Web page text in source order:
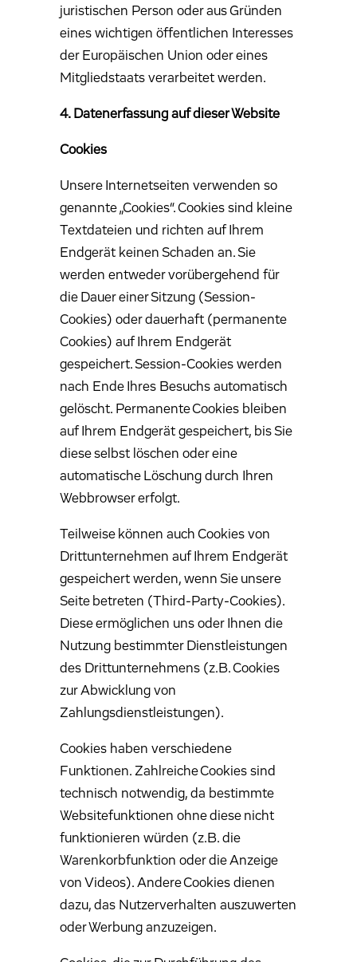
juristischen Person oder aus Gründen
eines wichtigen öffentlichen Interesses
der Europäischen Union oder eines
Mitgliedstaats verarbeitet werden.
4. Datenerfassung auf dieser Website
Cookies
Unsere Internetseiten verwenden so
genannte „Cookies“. Cookies sind kleine
Textdateien und richten auf Ihrem
Endgerät keinen Schaden an. Sie
werden entweder vorübergehend für
die Dauer einer Sitzung (Session-
Cookies) oder dauerhaft (permanente
Cookies) auf Ihrem Endgerät
gespeichert. Session-Cookies werden
nach Ende Ihres Besuchs automatisch
gelöscht. Permanente Cookies bleiben
auf Ihrem Endgerät gespeichert, bis Sie
diese selbst löschen oder eine
automatische Löschung durch Ihren
Webbrowser erfolgt.
Teilweise können auch Cookies von
Drittunternehmen auf Ihrem Endgerät
gespeichert werden, wenn Sie unsere
Seite betreten (Third-Party-Cookies).
Diese ermöglichen uns oder Ihnen die
Nutzung bestimmter Dienstleistungen
des Drittunternehmens (z.B. Cookies
zur Abwicklung von
Zahlungsdienstleistungen).
Cookies haben verschiedene
Funktionen. Zahlreiche Cookies sind
technisch notwendig, da bestimmte
Websitefunktionen ohne diese nicht
funktionieren würden (z.B. die
Warenkorbfunktion oder die Anzeige
von Videos). Andere Cookies dienen
dazu, das Nutzerverhalten auszuwerten
oder Werbung anzuzeigen.